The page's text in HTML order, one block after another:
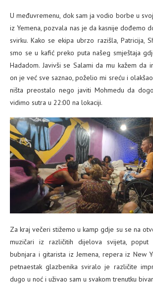
U međuvremenu, dok sam ja vodio borbe u
iz Yemena, pozvala nas je da kasnije dođemo
svirku. Kako se ekipa ubrzo razišla, Patricija,
smo se u kafić preko puta našeg smještaja
Hadadom. Javivši se Salami da mu kažem da
on je već sve saznao, poželio mi sreću i
ništa preostalo nego javiti Mohmedu da
vidimo sutra u 22:00 na lokaciji.
Za kraj večeri stižemo u kamp gdje su se na
muzičari iz različitih dijelova svijeta, poput
bubnjara i gitarista iz Jemena, repera iz New
petnaestak glazbenika sviralo je različite
dugo u noć i uživao sam u svakom trenutku